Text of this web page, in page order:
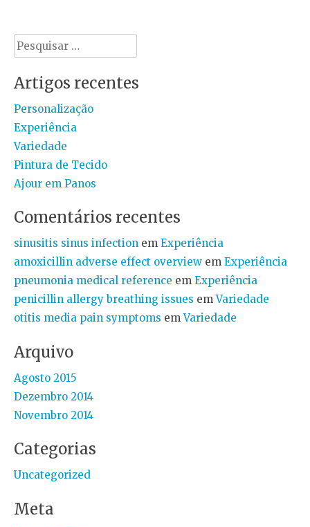
Pesquisar
por:
Artigos recentes
Personalização
Experiência
Variedade
Pintura de Tecido
Ajour em Panos
Comentários recentes
sinusitis sinus infection em Experiência
amoxicillin adverse effect overview em Experiência
pneumonia medical reference em Experiência
penicillin allergy breathing issues emVariedade
otitis media pain symptoms emVariedade
Arquivo
Agosto 2015
Dezembro 2014
Novembro 2014
Categorias
Uncategorized
Meta